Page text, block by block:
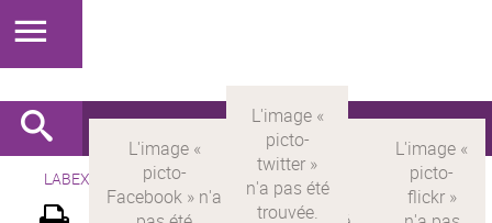
LABEX > LABEX MILYON Version française Newsletter